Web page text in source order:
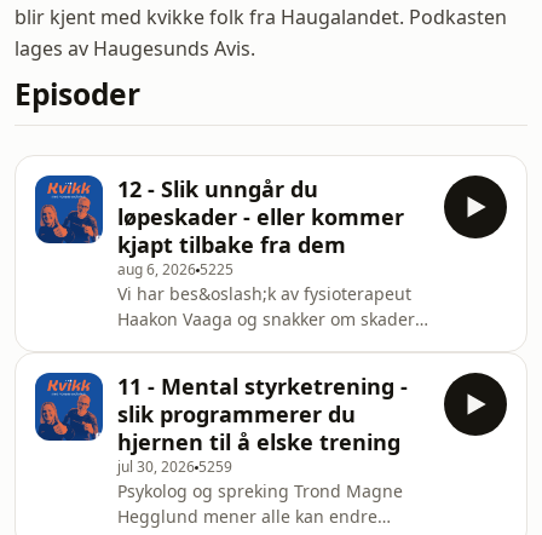
blir kjent med kvikke folk fra Haugalandet. Podkasten
lages av Haugesunds Avis.
Episoder
12 - Slik unngår du
løpeskader - eller kommer
kjapt tilbake fra dem
aug 6, 2026 5225
Vi har bes&oslash;k av fysioterapeut
Haakon Vaaga og snakker om skader.
b&oslash;r v&aelig;re ekstra obs
p&aring;. Og hva gj&oslash;r man,
som Einar, n&aring;r man
fors&oslash;ker &aring; komme seg
raskest mulig tilbake fra en skade. Vi
h&oslash;rer ogs&aring; at Haakon
11 - Mental styrketrening -
slik programmerer du
hjernen til å elske trening
jul 30, 2026 5259
Psykolog og spreking Trond Magne
Hegglund mener alle kan endre